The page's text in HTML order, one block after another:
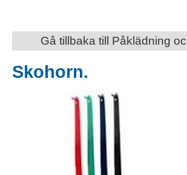
Gå tillbaka till Påklädning
Skohorn.